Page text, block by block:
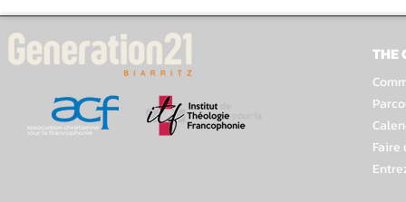
THE
Faire